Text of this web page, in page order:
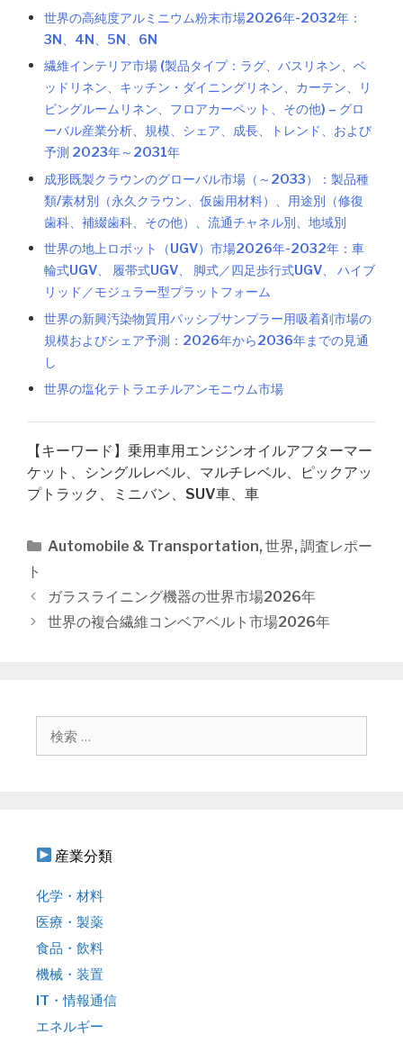
世界の高純度アルミニウム粉末市場2026年-2032年：
3N、4N、5N、6N
繊維インテリア市場 (製品タイプ：ラグ、バスリネン、ベ
ッドリネン、キッチン・ダイニングリネン、カーテン、リ
ビングルームリネン、フロアカーペット、その他) – グロ
ーバル産業分析、規模、シェア、成長、トレンド、および
予測 2023年～2031年
成形既製クラウンのグローバル市場（～2033）：製品種
類/素材別（永久クラウン、仮歯用材料）、用途別（修復
歯科、補綴歯科、その他）、流通チャネル別、地域別
世界の地上ロボット（UGV）市場2026年-2032年：車
輪式UGV、 履帯式UGV、 脚式／四足歩行式UGV、 ハイブ
リッド／モジュラー型プラットフォーム
世界の新興汚染物質用パッシブサンプラー用吸着剤市場の
規模およびシェア予測：2026年から2036年までの見通
し
世界の塩化テトラエチルアンモニウム市場
【キーワード】乗用車用エンジンオイルアフターマー
ケット、シングルレベル、マルチレベル、ピックアッ
プトラック、ミニバン、SUV車、車
カ
ゴ
リ
ー
Automobile & Transportation, 世界, 調査レポー
ト
投
稿
ガラスライニング機器の世界市場2026年
世界の複合繊維コンベアベルト市場2026年
産業分類
化学・材料
医療・製薬
食品・飲料
機械・装置
IT・情報通信
エネルギー